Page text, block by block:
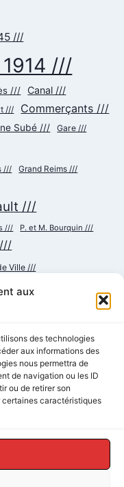
aux
des technologies
aux informations des
nous permettra de
de navigation ou les ID
ou de retirer son
caractéristiques
///
///
/// Canal ///
/// Commerçants ///
Subé /// Gare ///
/// Grand Reims ///
///
/// P. et M. Bourquin ///
Ville ///
///
Rue Colbert ///
/// Rue de Talleyrand ///
/// Tramway ///